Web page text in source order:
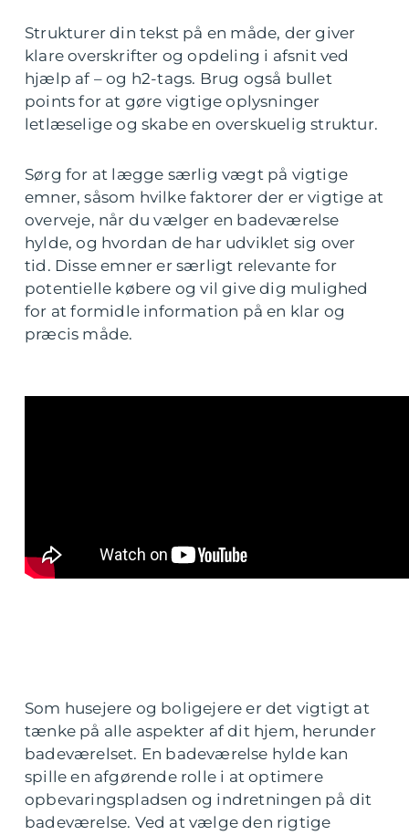
Strukturer din tekst på en måde, der giver
klare overskrifter og opdeling i afsnit ved
hjælp af – og h2-tags. Brug også bullet
points for at gøre vigtige oplysninger
letlæselige og skabe en overskuelig struktur.
Sørg for at lægge særlig vægt på vigtige
emner, såsom hvilke faktorer der er vigtige at
overveje, når du vælger en badeværelse
hylde, og hvordan de har udviklet sig over
tid. Disse emner er særligt relevante for
potentielle købere og vil give dig mulighed
for at formidle information på en klar og
præcis måde.
Som husejere og boligejere er det vigtigt at
tænke på alle aspekter af dit hjem, herunder
badeværelset. En badeværelse hylde kan
spille en afgørende rolle i at optimere
opbevaringspladsen og indretningen på dit
badeværelse. Ved at vælge den rigtige